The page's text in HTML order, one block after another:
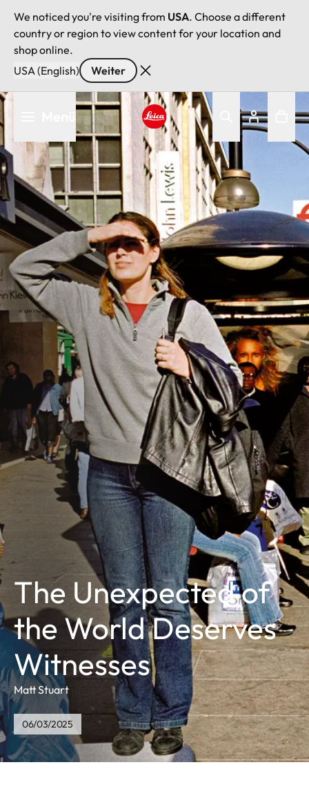
We noticed you're visiting from USA. Choose a different
country or region to view content for your location and
shop online.
USA (English)
Weiter
Direkt
zum
Inhalt
Leica logo - Home
The Unexpected of
the World Deserves
Witnesses
Matt Stuart
06/03/2025